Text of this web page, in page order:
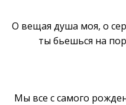
О вещая душа моя, о
ты бьешься на
Мы все с самого